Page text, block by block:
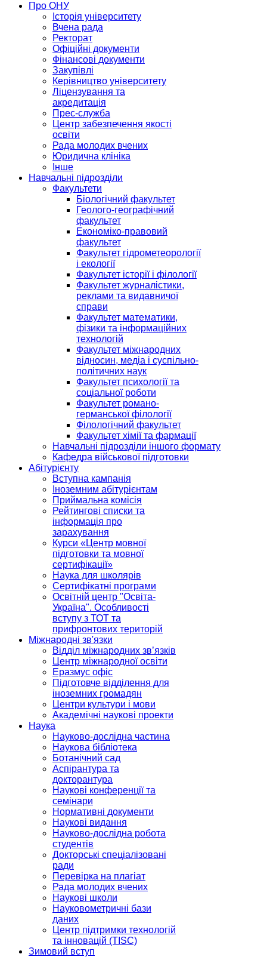
Про ОНУ
Історія університету
Вчена рада
Ректорат
Офіційні документи
Фінансові документи
Закупівлі
Керівництво університету
Ліцензування та
акредитація
Прес-служба
Центр забезпечення якості
освіти
Рада молодих вчених
Юридична клініка
Інше
Навчальні підрозділи
Факультети
Біологічний факультет
Геолого-географічний
факультет
Економіко-правовий
факультет
Факультет гідрометеорології
і екології
Факультет історії і філології
Факультет журналістики,
реклами та видавничої
справи
Факультет математики,
фізики та інформаційних
технологій
Факультет міжнародних
відносин, медіа і суспільно-
політичних наук
Факультет психології та
соціальної роботи
Факультет романо-
германської філології
Філологічний факультет
Факультет хімії та фармації
Навчальні підрозділи іншого формату
Кафедра військової підготовки
Абітурієнту
Вступна кампанія
Іноземним абітурієнтам
Приймальна комісія
Рейтингові списки та
інформація про
зарахування
Курси «Центр мовної
підготовки та мовної
сертифікації»
Наука для школярів
Сертифікатні програми
Освітній центр "Освіта-
Україна". Особливості
вступу з ТОТ та
прифронтових територій
Міжнародні зв'язки
Відділ міжнародних зв’язків
Центр міжнародної освіти
Еразмус офіс
Підготовче відділення для
іноземних громадян
Центри культури і мови
Академічні наукові проекти
Наука
Науково-дослідна частина
Наукова бібліотека
Ботанічний сад
Аспірантура та
докторантура
Наукові конференції та
семінари
Нормативні документи
Наукові видання
Науково-дослідна робота
студентів
Докторські спеціалізовані
ради
Перевірка на плагіат
Рада молодих вчених
Наукові школи
Науковометричні бази
даних
Центр підтримки технологій
та інновацій (TISC)
Зимовий вступ